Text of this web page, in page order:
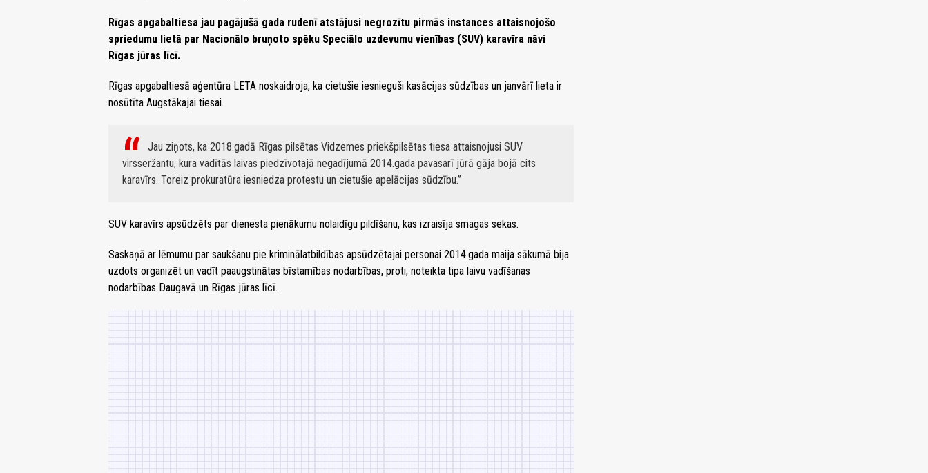
Rīgas apgabaltiesa jau pagājušā gada rudenī atstājusi negrozītu pirmās instances attaisnojošo
spriedumu lietā par Nacionālo bruņoto spēku Speciālo uzdevumu vienības (SUV) karavīra nāvi
Rīgas jūras līcī.
Rīgas apgabaltiesā aģentūra LETA noskaidroja, ka cietušie iesnieguši kasācijas sūdzības un janvārī lieta ir
nosūtīta Augstākajai tiesai.
Jau ziņots, ka 2018.gadā Rīgas pilsētas Vidzemes priekšpilsētas tiesa attaisnojusi SUV
virsseržantu, kura vadītās laivas piedzīvotajā negadījumā 2014.gada pavasarī jūrā gāja bojā cits
karavīrs. Toreiz prokuratūra iesniedza protestu un cietušie apelācijas sūdzību.
SUV karavīrs apsūdzēts par dienesta pienākumu nolaidīgu pildīšanu, kas izraisīja smagas sekas.
Saskaņā ar lēmumu par saukšanu pie kriminālatbildības apsūdzētajai personai 2014.gada maija sākumā bija
uzdots organizēt un vadīt paaugstinātas bīstamības nodarbības, proti, noteikta tipa laivu vadīšanas
nodarbības Daugavā un Rīgas jūras līcī.